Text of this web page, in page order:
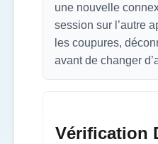
une nouvelle
session sur l’autre
les coupures,
avant de changer
Vérification